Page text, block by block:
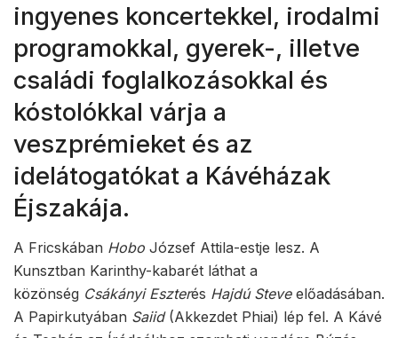
ingyenes koncertekkel, irodalmi
programokkal, gyerek-, illetve
családi foglalkozásokkal és
kóstolókkal várja a
veszprémieket és az
idelátogatókat a Kávéházak
Éjszakája.
A Fricskában Hobo József Attila-estje lesz. A
Kunsztban Karinthy-kabarét láthat a
közönség Csákányi Eszterés Hajdú Steveelőadásában.
A Papirkutyában Saiid(Akkezdet Phiai) lép fel. A Kávé